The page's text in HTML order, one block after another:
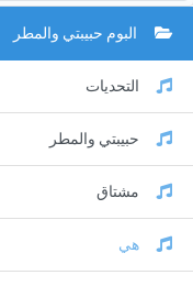
البوم حبيبتي والمطر
التحديات
حبيبتي والمطر
مشتاق
هي